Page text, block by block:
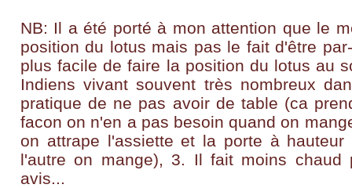
NB: Il a été porté à mon attention que le
position du lotus mais pas le fait d'être
plus facile de faire la position du lotus au
Indiens vivant souvent très nombreux
pratique de ne pas avoir de table (ca
facon on n'en a pas besoin quand on
on attrape l'assiette et la porte à
l'autre on mange), 3. Il fait moins chaud
avis...